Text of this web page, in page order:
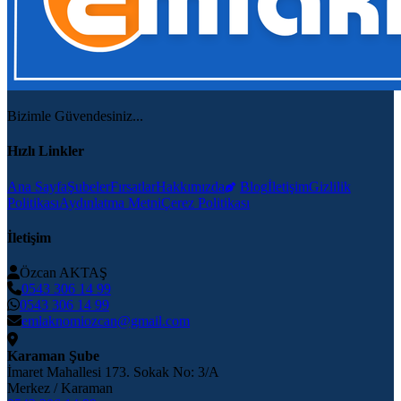
Bizimle Güvendesiniz...
Hızlı Linkler
Ana SayfaŞubelerFırsatlarHakkımızda BlogİletişimGizlilik
PolitikasıAydınlatma MetniÇerez Politikası
İletişim
Özcan AKTAŞ
0543 306 14 99
0543 306 14 99
emlaknomiozcan@gmail.com
Karaman Şube
İmaret Mahallesi 173. Sokak No: 3/A
Merkez / Karaman